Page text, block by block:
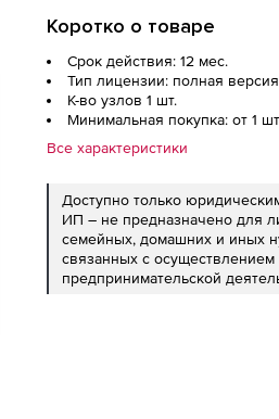
Коротко о товаре
Срок действия: 12 мес.
Тип лицензии: полная версия
К-во узлов 1 шт.
Минимальная покупка: от 1
Все характеристики
Доступно только
ИП – не предназначено для
семейных, домашних и иных
связанных с осуществлением
предпринимательской